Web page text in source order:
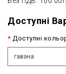
Доступні
Доступні
гавана